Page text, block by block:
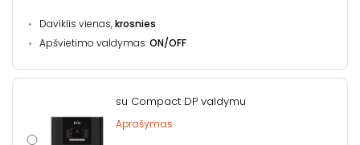
Daviklis vienas,krosnies
Apšvietimo valdymas:ON/OFF
su Compact DP valdymu
Aprašymas